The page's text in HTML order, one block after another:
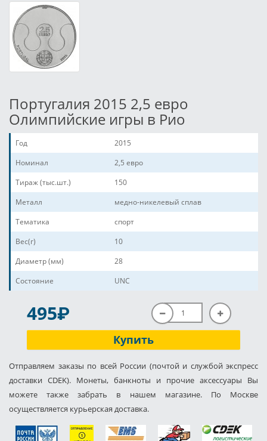
Португалия 2015 2,5 евро
Олимпийские игры в Рио
Год
2015
Номинал
2,5 евро
Тираж (тыс.шт.)
150
Металл
медно-никелевый сплав
Тематика
спорт
Вес(г)
10
Диаметр (мм)
28
Состояние
UNC
495P
Купить
Отправляем заказы по всей России (почтой и службой экспресс
доставки CDEK). Монеты, банкноты и прочие аксессуары Вы
можете также забрать в нашем магазине. По Москве
осуществляется курьерская доставка.